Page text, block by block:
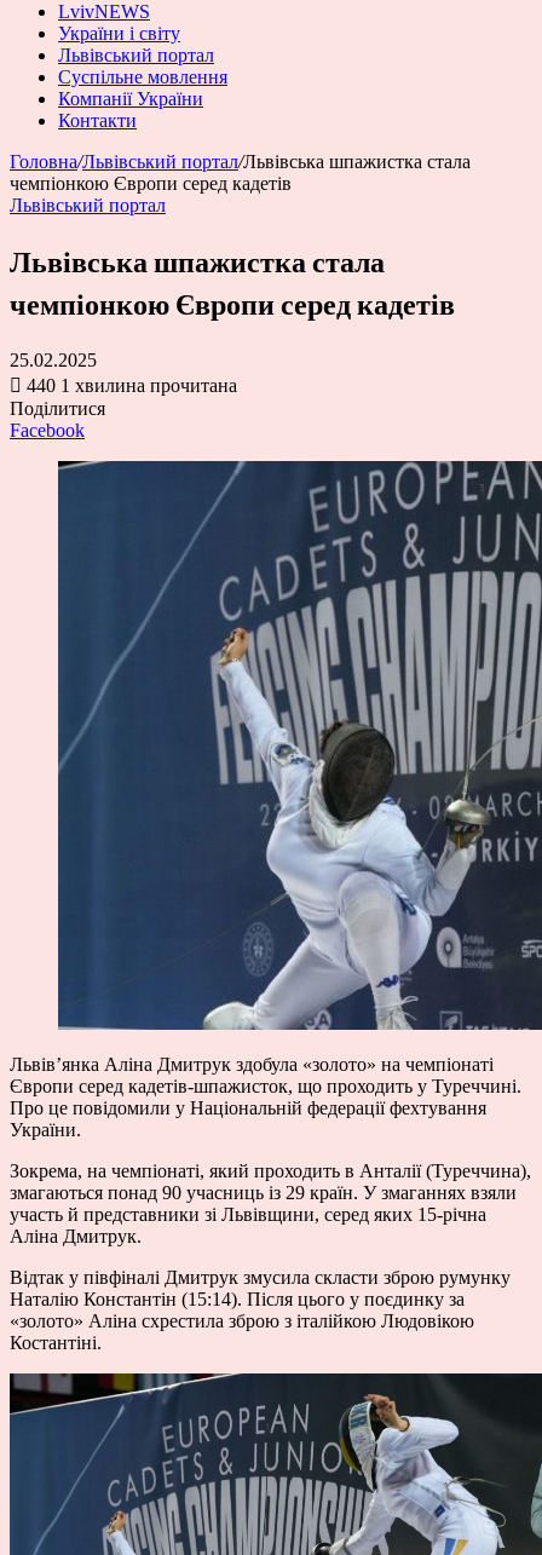
LvivNEWS
України і світу
Львівський портал
Суспільне мовлення
Компанії України
Контакти
Головна/Львівський портал/Львівська шпажистка стала
чемпіонкою Європи серед кадетів
Львівський портал
Львівська шпажистка стала
чемпіонкою Європи серед кадетів
25.02.2025
440 1 хвилина прочитана
Поділитися
Facebook
Львів’янка Аліна Дмитрук здобула «золото» на чемпіонаті
Європи серед кадетів-шпажисток, що проходить у Туреччині.
Про це повідомили у Національній федерації фехтування
України.
Зокрема, на чемпіонаті, який проходить в Анталії (Туреччина),
змагаються понад 90 учасниць із 29 країн. У змаганнях взяли
участь й представники зі Львівщини, серед яких 15-річна
Аліна Дмитрук.
Відтак у півфіналі Дмитрук змусила скласти зброю румунку
Наталію Константін (15:14). Після цього у поєдинку за
«золото» Аліна схрестила зброю з італійкою Людовікою
Костантіні.